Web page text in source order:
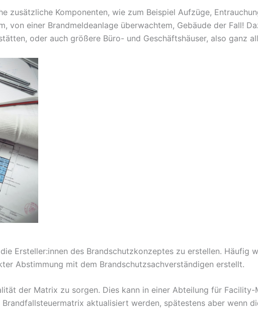
zusätzliche Komponenten, wie zum Beispiel Aufzüge,
von einer Brandmeldeanlage überwachtem, Gebäude der Fall!
oder auch größere Büro- und Geschäftshäuser, also ganz
Ersteller:innen des Brandschutzkonzeptes zu erstellen. Häufig
Abstimmung mit dem Brandschutzsachverständigen erstellt.
der Matrix zu sorgen. Dies kann in einer Abteilung für
aktualisiert werden, spätestens aber wenn